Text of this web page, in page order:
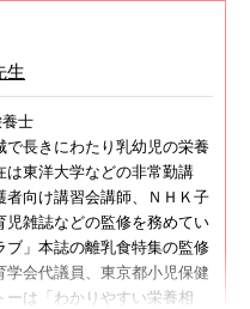
生
養士
で長きにわたり乳幼児の栄養
は東洋大学などの非常勤講
者向け講習会講師、ＮＨＫ子
児雑誌などの監修を務めてい
ブ」本誌の離乳食特集の監修
学会代議員、東京都小児保健
ーは「わかりやすい栄養相